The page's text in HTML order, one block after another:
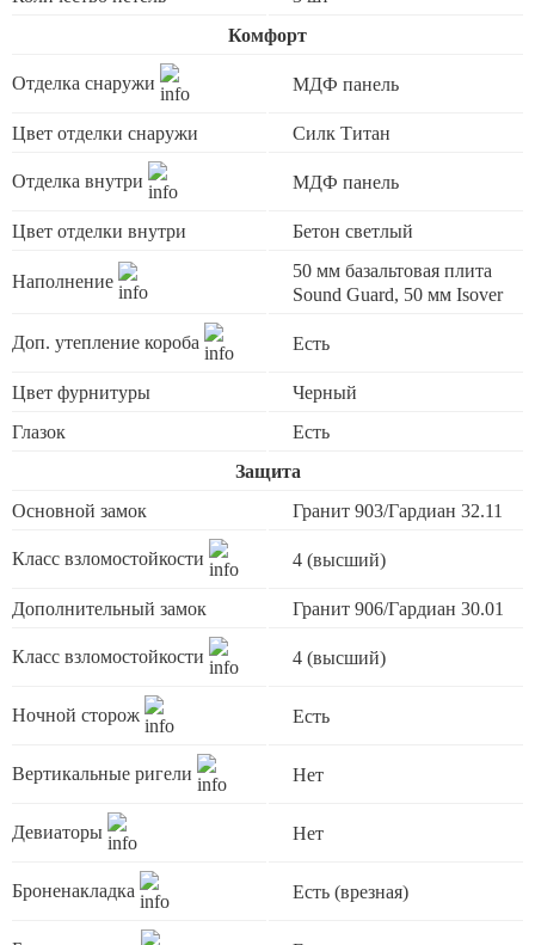
Комфорт
Отделка снаружи МДФ панель
Цвет отделки снаружи Силк Титан
Отделка внутри МДФ панель
Цвет отделки внутри Бетон светлый
Наполнение
50 мм базальтовая плита
Sound Guard, 50 мм Isover
Доп. утепление короба Есть
Цвет фурнитуры
Черный
Глазок
Есть
Защита
Основной замок
Гранит 903/Гардиан 32.11
Класс взломостойкости 4 (высший)
Дополнительный замок Гранит 906/Гардиан 30.01
Класс взломостойкости 4 (высший)
Ночной сторож Есть
Вертикальные ригели Нет
Девиаторы Нет
Броненакладка Есть (врезная)